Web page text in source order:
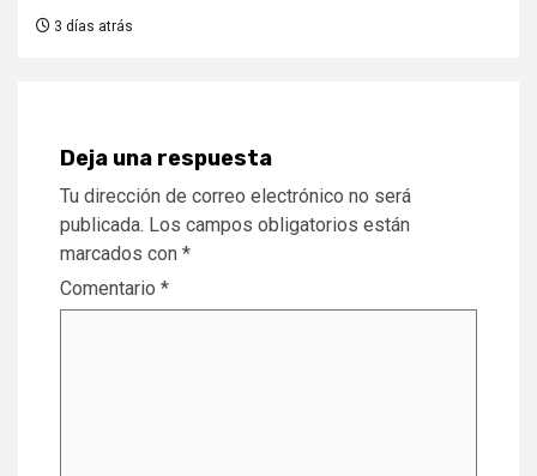
3 días atrás
Deja una respuesta
Tu dirección de correo electrónico no será
publicada. Los campos obligatorios están
marcados con *
Comentario *